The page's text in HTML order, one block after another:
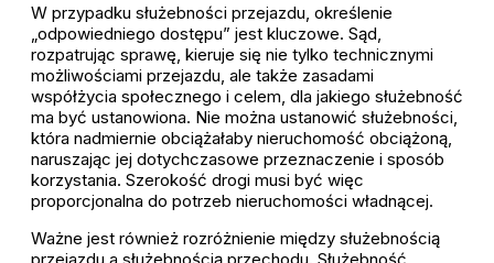
W przypadku służebności przejazdu, określenie
„odpowiedniego dostępu” jest kluczowe. Sąd,
rozpatrując sprawę, kieruje się nie tylko technicznymi
możliwościami przejazdu, ale także zasadami
współżycia społecznego i celem, dla jakiego służebność
ma być ustanowiona. Nie można ustanowić służebności,
która nadmiernie obciążałaby nieruchomość obciążoną,
naruszając jej dotychczasowe przeznaczenie i sposób
korzystania. Szerokość drogi musi być więc
proporcjonalna do potrzeb nieruchomości władnącej.
Ważne jest również rozróżnienie między służebnością